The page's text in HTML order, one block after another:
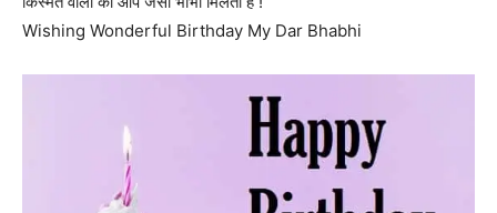
Wishing Wonderful Birthday My Dar Bhabhi